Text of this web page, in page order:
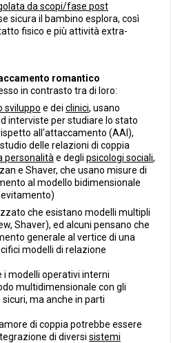
da scopi/fase post
sicura il bambino esplora, così
fisico e più attività extra-
romantico
in contrasto tra di loro:
sviluppo e dei clinici, usano
interviste per studiare lo stato
all'attaccamento (AAI),
delle relazioni di coppia
personalità e degli psicologi sociali,
e Shaver, che usano misure di
al modello bidimensionale
che esistano modelli multipli
Shaver), ed alcuni pensano che
generale al vertice di una
modelli di relazione
i modelli operativi interni
multidimensionale con gli
ma anche in parti
di coppia potrebbe essere
di diversi sistemi